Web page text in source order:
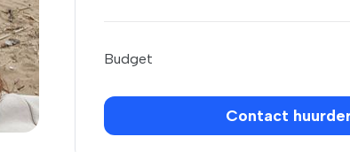
Budget
Contact